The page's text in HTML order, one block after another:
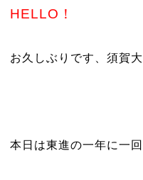
HELLO！
お久しぶりです、須賀大
本日は東進の一年に一